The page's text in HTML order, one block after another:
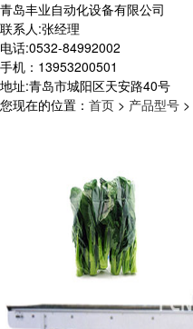
青岛丰业自动化设备有限公司
联系人:张经理
电话:0532-84992002
手机：13953200501
地址:青岛市城阳区天安路40号
您现在的位置 ： 首页 > 产品型号 >